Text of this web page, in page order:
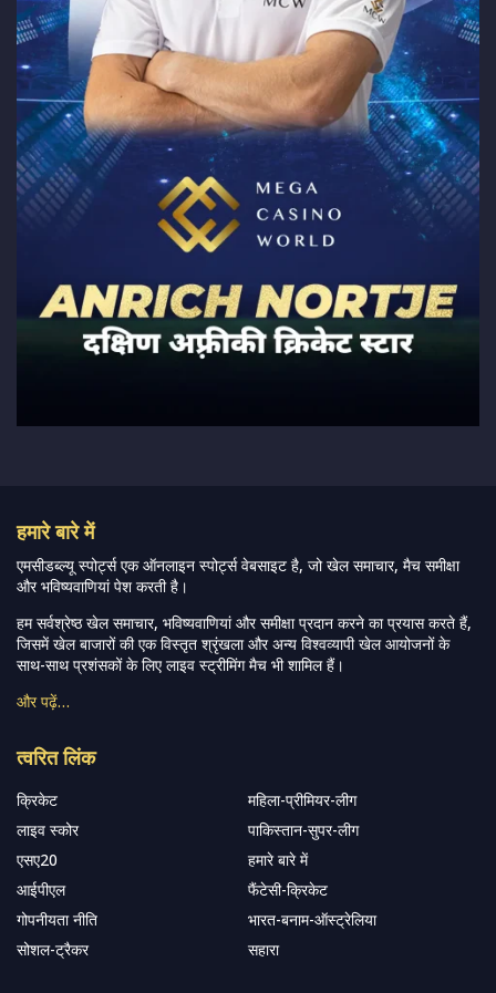
हमारे बारे में
एमसीडब्ल्यू स्पोर्ट्स एक ऑनलाइन स्पोर्ट्स वेबसाइट है, जो खेल समाचार, मैच समीक्षा
और भविष्यवाणियां पेश करती है।
हम सर्वश्रेष्ठ खेल समाचार, भविष्यवाणियां और समीक्षा प्रदान करने का प्रयास करते हैं,
जिसमें खेल बाजारों की एक विस्तृत श्रृंखला और अन्य विश्वव्यापी खेल आयोजनों के
साथ-साथ प्रशंसकों के लिए लाइव स्ट्रीमिंग मैच भी शामिल हैं।
और पढ़ें…
त्वरित लिंक
क्रिकेट
महिला-प्रीमियर-लीग
लाइव स्कोर
पाकिस्तान-सुपर-लीग
एसए20
हमारे बारे में
आईपीएल
फैंटेसी-क्रिकेट
गोपनीयता नीति
भारत-बनाम-ऑस्ट्रेलिया
सोशल-ट्रैकर
सहारा